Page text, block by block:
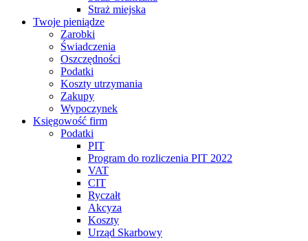
Straż miejska
Twoje pieniądze
Zarobki
Świadczenia
Oszczędności
Podatki
Koszty utrzymania
Zakupy
Wypoczynek
Księgowość firm
Podatki
PIT
Program do rozliczenia PIT 2022
VAT
CIT
Ryczałt
Akcyza
Koszty
Urząd Skarbowy